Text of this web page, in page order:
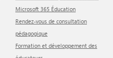
Microsoft 365 Éducation
Rendez-vous de consultation
pédagogique
Formation et développement des